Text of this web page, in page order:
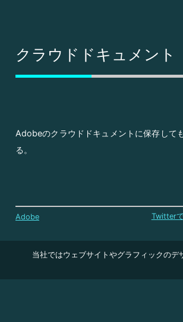
クラウドドキュメント
Adobeのクラウドドキュメントに保存して
る。
Adobe Twitter
当社ではウェブサイトやグラフィックのデ